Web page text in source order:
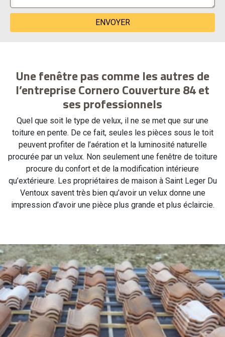
Une fenêtre pas comme les autres de
l’entreprise Cornero Couverture 84 et
ses professionnels
Quel que soit le type de velux, il ne se met que sur une
toiture en pente. De ce fait, seules les pièces sous le toit
peuvent profiter de l’aération et la luminosité naturelle
procurée par un velux. Non seulement une fenêtre de toiture
procure du confort et de la modification intérieure
qu’extérieure. Les propriétaires de maison à Saint Leger Du
Ventoux savent très bien qu’avoir un velux donne une
impression d’avoir une pièce plus grande et plus éclaircie.